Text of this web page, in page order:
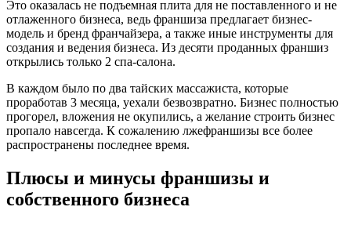
Это оказалась не подъемная плита для не поставленного и не
отлаженного бизнеса, ведь франшиза предлагает бизнес-
модель и бренд франчайзера, а также иные инструменты для
создания и ведения бизнеса. Из десяти проданных франшиз
открылись только 2 спа-салона.
В каждом было по два тайских массажиста, которые
проработав 3 месяца, уехали безвозвратно. Бизнес полностью
прогорел, вложения не окупились, а желание строить бизнес
пропало навсегда. К сожалению лжефраншизы все более
распространены последнее время.
Плюсы и минусы франшизы и
собственного бизнеса